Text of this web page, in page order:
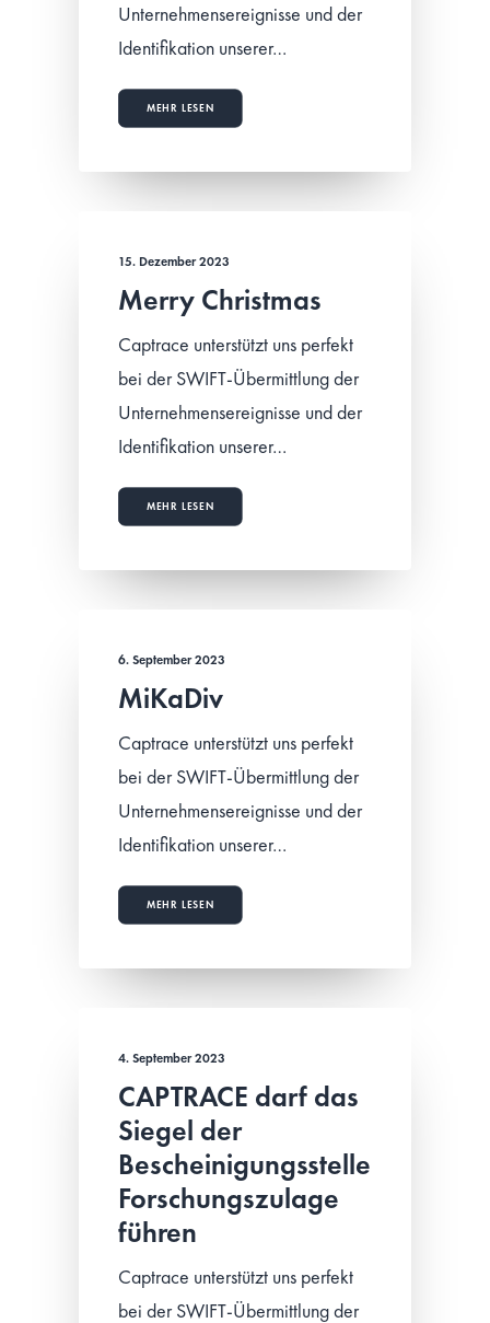
Unternehmensereignisse und der
Identifikation unserer…
MEHR LESEN
15. Dezember 2023
Merry Christmas
Captrace unterstützt uns perfekt
bei der SWIFT-Übermittlung der
Unternehmensereignisse und der
Identifikation unserer…
MEHR LESEN
6. September 2023
MiKaDiv
Captrace unterstützt uns perfekt
bei der SWIFT-Übermittlung der
Unternehmensereignisse und der
Identifikation unserer…
MEHR LESEN
4. September 2023
CAPTRACE darf das
Siegel der
Bescheinigungsstelle
Forschungszulage
führen
Captrace unterstützt uns perfekt
bei der SWIFT-Übermittlung der